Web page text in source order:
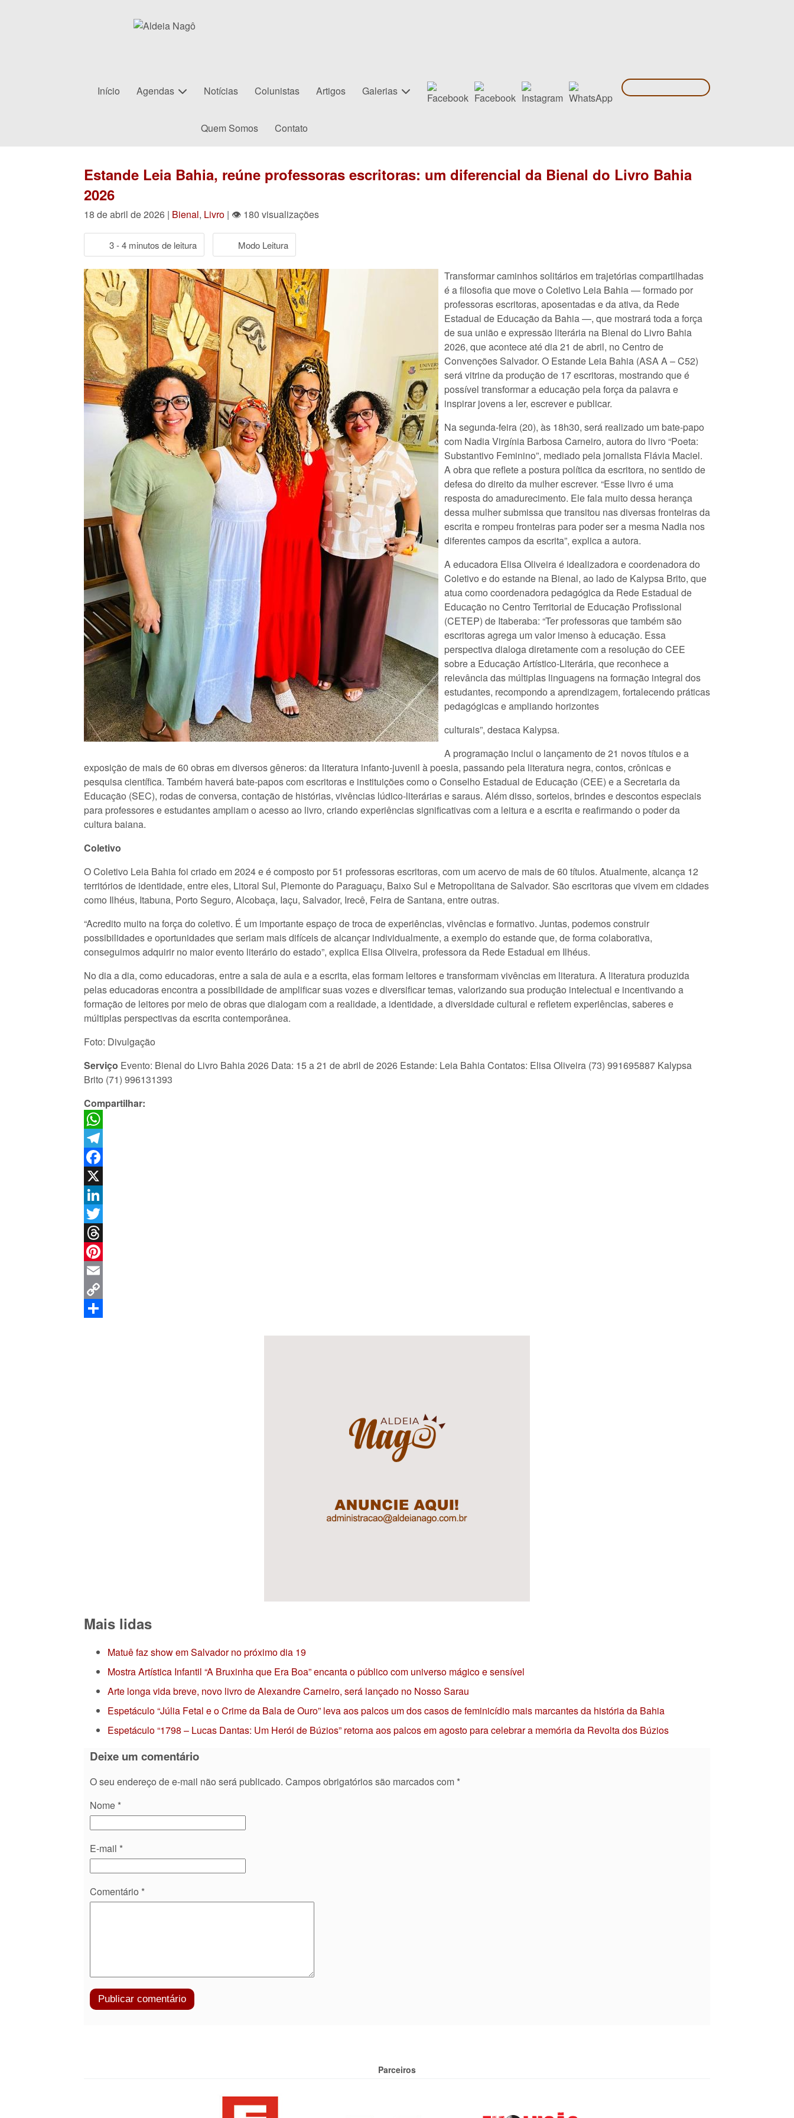
Início Agendas Notícias Colunistas Artigos Galerias
Quem Somos Contato
Estande Leia Bahia, reúne professoras escritoras: um diferencial da Bienal do Livro Bahia
2026
18 de abril de 2026 | Bienal, Livro | 👁 180 visualizações
3 - 4 minutos de leitura Modo Leitura
Transformar caminhos solitários em trajetórias compartilhadas
é a filosofia que move o Coletivo Leia Bahia — formado por
professoras escritoras, aposentadas e da ativa, da Rede
Estadual de Educação da Bahia —, que mostrará toda a força
de sua união e expressão literária na Bienal do Livro Bahia
2026, que acontece até dia 21 de abril, no Centro de
Convenções Salvador. O Estande Leia Bahia (ASA A – C52)
será vitrine da produção de 17 escritoras, mostrando que é
possível transformar a educação pela força da palavra e
inspirar jovens a ler, escrever e publicar.
Na segunda-feira (20), às 18h30, será realizado um bate-papo
com Nadia Virgínia Barbosa Carneiro, autora do livro “Poeta:
Substantivo Feminino”, mediado pela jornalista Flávia Maciel.
A obra que reflete a postura política da escritora, no sentido de
defesa do direito da mulher escrever. “Esse livro é uma
resposta do amadurecimento. Ele fala muito dessa herança
dessa mulher submissa que transitou nas diversas fronteiras da
escrita e rompeu fronteiras para poder ser a mesma Nadia nos
diferentes campos da escrita”, explica a autora.
A educadora Elisa Oliveira é idealizadora e coordenadora do
Coletivo e do estande na Bienal, ao lado de Kalypsa Brito, que
atua como coordenadora pedagógica da Rede Estadual de
Educação no Centro Territorial de Educação Profissional
(CETEP) de Itaberaba: “Ter professoras que também são
escritoras agrega um valor imenso à educação. Essa
perspectiva dialoga diretamente com a resolução do CEE
sobre a Educação Artístico-Literária, que reconhece a
relevância das múltiplas linguagens na formação integral dos
estudantes, recompondo a aprendizagem, fortalecendo práticas
pedagógicas e ampliando horizontes
culturais”, destaca Kalypsa.
A programação inclui o lançamento de 21 novos títulos e a
exposição de mais de 60 obras em diversos gêneros: da literatura infanto-juvenil à poesia, passando pela literatura negra, contos, crônicas e
pesquisa científica. Também haverá bate-papos com escritoras e instituições como o Conselho Estadual de Educação (CEE) e a Secretaria da
Educação (SEC), rodas de conversa, contação de histórias, vivências lúdico-literárias e saraus. Além disso, sorteios, brindes e descontos especiais
para professores e estudantes ampliam o acesso ao livro, criando experiências significativas com a leitura e a escrita e reafirmando o poder da
cultura baiana.
Coletivo
O Coletivo Leia Bahia foi criado em 2024 e é composto por 51 professoras escritoras, com um acervo de mais de 60 títulos. Atualmente, alcança 12
territórios de identidade, entre eles, Litoral Sul, Piemonte do Paraguaçu, Baixo Sul e Metropolitana de Salvador. São escritoras que vivem em cidades
como Ilhéus, Itabuna, Porto Seguro, Alcobaça, Iaçu, Salvador, Irecê, Feira de Santana, entre outras.
“Acredito muito na força do coletivo. É um importante espaço de troca de experiências, vivências e formativo. Juntas, podemos construir
possibilidades e oportunidades que seriam mais difíceis de alcançar individualmente, a exemplo do estande que, de forma colaborativa,
conseguimos adquirir no maior evento literário do estado”, explica Elisa Oliveira, professora da Rede Estadual em Ilhéus.
No dia a dia, como educadoras, entre a sala de aula e a escrita, elas formam leitores e transformam vivências em literatura. A literatura produzida
pelas educadoras encontra a possibilidade de amplificar suas vozes e diversificar temas, valorizando sua produção intelectual e incentivando a
formação de leitores por meio de obras que dialogam com a realidade, a identidade, a diversidade cultural e refletem experiências, saberes e
múltiplas perspectivas da escrita contemporânea.
Foto: Divulgação
Serviço Evento: Bienal do Livro Bahia 2026 Data: 15 a 21 de abril de 2026 Estande: Leia Bahia Contatos: Elisa Oliveira (73) 991695887 Kalypsa
Brito (71) 996131393
Compartilhar:
WhatsApp
Telegram
Facebook
X
LinkedIn
Twitter
Threads
Pinterest
Email
Copy
Mais lidas
Matuê faz show em Salvador no próximo dia 19
Mostra Artística Infantil “A Bruxinha que Era Boa” encanta o público com universo mágico e sensível
Arte longa vida breve, novo livro de Alexandre Carneiro, será lançado no Nosso Sarau
Espetáculo “Júlia Fetal e o Crime da Bala de Ouro” leva aos palcos um dos casos de feminicídio mais marcantes da história da Bahia
Espetáculo “1798 – Lucas Dantas: Um Herói de Búzios” retorna aos palcos em agosto para celebrar a memória da Revolta dos Búzios
Deixe um comentário
O seu endereço de e-mail não será publicado. Campos obrigatórios são marcados com *
Nome *
E-mail *
Comentário *
Parceiros